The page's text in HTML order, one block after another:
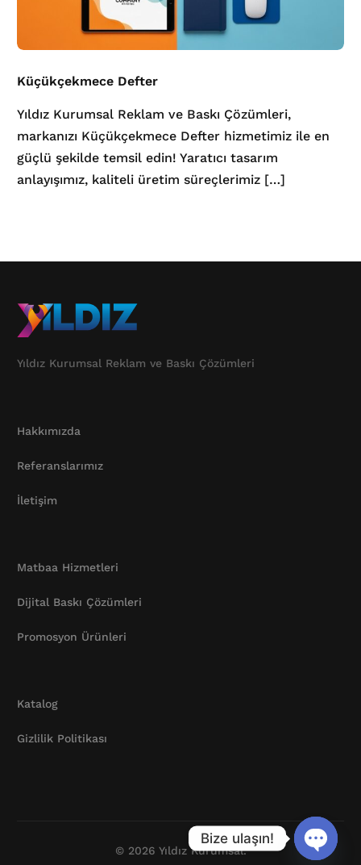
Küçükçekmece Defter
Yıldız Kurumsal Reklam ve Baskı Çözümleri,
markanızı Küçükçekmece Defter hizmetimiz ile en
güçlü şekilde temsil edin! Yaratıcı tasarım
anlayışımız, kaliteli üretim süreçlerimiz […]
Yıldız Kurumsal Reklam ve Baskı Çözümleri
Hakkımızda
Referanslarımız
İletişim
Matbaa Hizmetleri
Dijital Baskı Çözümleri
Promosyon Ürünleri
Katalog
Gizlilik Politikası
© 2026 Yıldız Kurumsal.
Katalog
Bize ulaşın!